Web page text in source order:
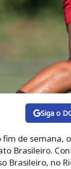
Siga o
fim de
Brasileiro.
Brasileiro, no